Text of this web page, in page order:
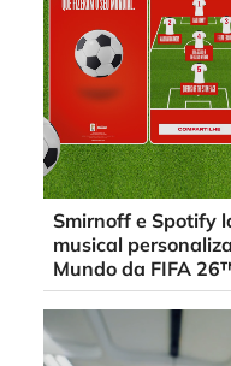
Smirnoff e Spotify
musical
Mundo da FIFA